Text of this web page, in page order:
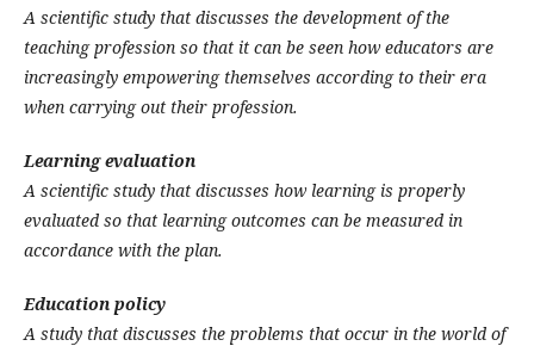
A scientific study that discusses the development of the
teaching profession so that it can be seen how educators are
increasingly empowering themselves according to their era
when carrying out their profession.
Learning evaluation
A scientific study that discusses how learning is properly
evaluated so that learning outcomes can be measured in
accordance with the plan.
Education policy
A study that discusses the problems that occur in the world of